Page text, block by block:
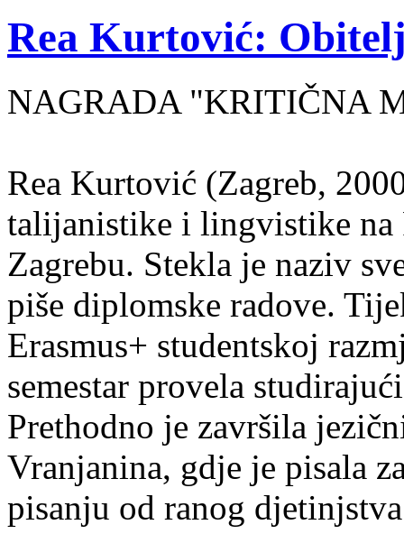
Rea Kurtović:
NAGRADA "KRITIČNA
Rea Kurtović (Zagreb,
talijanistike i lingvistike
Zagrebu. Stekla je naziv
piše diplomske radove.
Erasmus+ studentskoj
semestar provela
Prethodno je završila
Vranjanina, gdje je pisala
pisanju od ranog